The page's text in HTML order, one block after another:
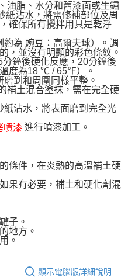
仍視為有效，需透過AFTEE先享
之結帳頁面顯示為準，若有關於
疑問，請聯繫「AFTEE先享後付
support/home
AFTEE先享後付」服務完成之交
，並將交易相關給付款項請求債
址：
或監護人之同意方可使用
起之損失，本公司不負相關責
別帳號之用戶狀況，依本公司即
足之情形，本公司將視審查結果
註冊。若發現惡意使用之情形，
使用額度並採取法律行動。
費
費
運費
油脂、水分和舊漆面或生鏽
紙沾水，將需修補部位及周
確保所有攪拌用具是乾淨
為 豌豆：高爾夫球）。調
，並沒有明顯的彩色條紋。
鐘後硬化反應，20分鐘後
度為18 ℃ / 65℉）。
到和周圍同樣平整。
補土混合塗抹，需在完全硬
沾水，將表面磨到完全光
噴漆 進行噴漆加工。
條件，在炎熱的高溫補土硬
果有必要，補土和硬化劑混
子。
地方。
。
顯示電腦版詳細說明